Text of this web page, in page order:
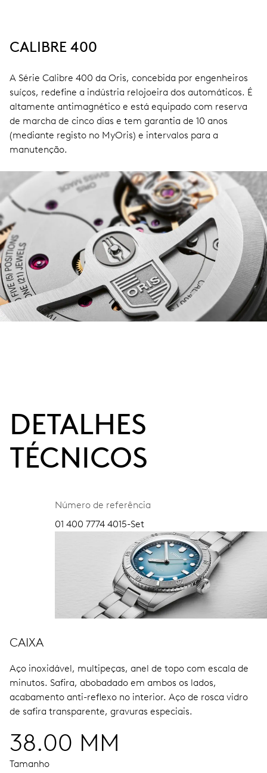
CALIBRE 400
A Série Calibre 400 da Oris, concebida por engenheiros
suíços, redefine a indústria relojoeira dos automáticos. É
altamente antimagnético e está equipado com reserva
de marcha de cinco dias e tem garantia de 10 anos
(mediante registo no MyOris) e intervalos para a
manutenção.
DETALHES
TÉCNICOS
Número de referência
01 400 7774 4015-Set
CAIXA
Aço inoxidável, multipeças, anel de topo com escala de
minutos. Safira, abobadado em ambos os lados,
acabamento anti-reflexo no interior. Aço de rosca vidro
de safira transparente, gravuras especiais.
38.00 MM
Tamanho